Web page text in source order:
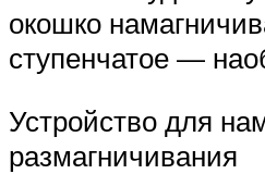
окошко
ступенчатое —
Устройство для
размагничивания